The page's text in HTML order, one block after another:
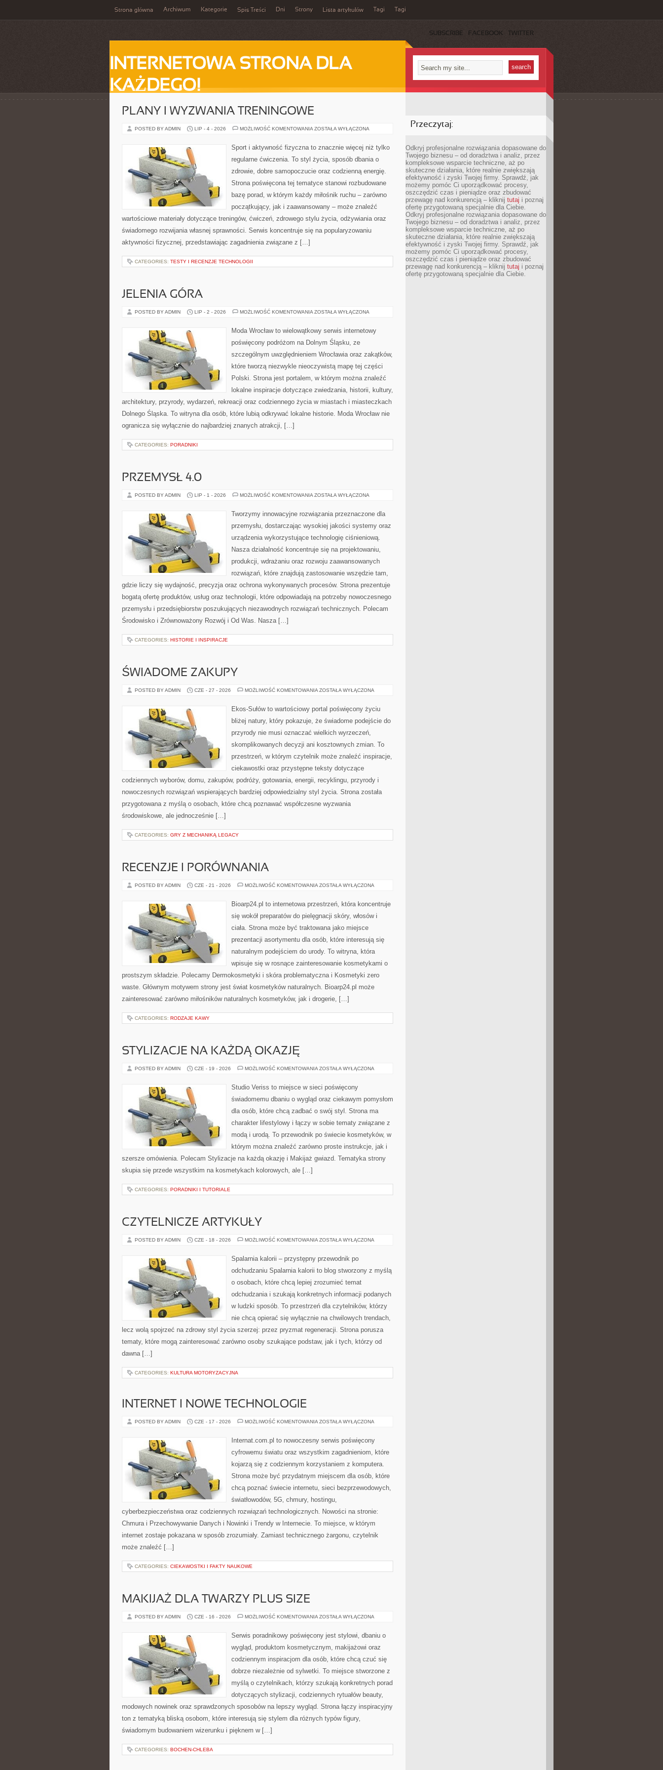
Strona główna Archiwum Kategorie Spis Treści Dni Strony Lista artykułów Tagi Tagi
SUBSCRIBE FACEBOOK TWITTER
INTERNETOWA STRONA DLA
KAŻDEGO!
PLANY I WYZWANIA TRENINGOWE
POSTED BY ADMIN LIP - 4 - 2026 MOŻLIWOŚĆ KOMENTOWANIA PLANY
TRENINGOWE
ZOSTAŁA WYŁĄCZONA
Sport i aktywność fizyczna to znacznie więcej niż tylko
regularne ćwiczenia. To styl życia, sposób dbania o
zdrowie, dobre samopoczucie oraz codzienną energię.
Strona poświęcona tej tematyce stanowi rozbudowane
bazę porad, w którym każdy miłośnik ruchu – zarówno
początkujący, jak i zaawansowany – może znaleźć
wartościowe materiały dotyczące treningów, ćwiczeń, zdrowego stylu życia, odżywiania oraz
świadomego rozwijania własnej sprawności. Serwis koncentruje się na popularyzowaniu
aktywności fizycznej, przedstawiając zagadnienia związane z […]
CATEGORIES: TESTY I RECENZJE TECHNOLOGII
JELENIA GÓRA
POSTED BY ADMIN LIP - 2 - 2026 MOŻLIWOŚĆ KOMENTOWANIA JELENIA
ZOSTAŁA WYŁĄCZONA
Moda Wrocław to wielowątkowy serwis internetowy
poświęcony podróżom na Dolnym Śląsku, ze
szczególnym uwzględnieniem Wrocławia oraz zakątków,
które tworzą niezwykle nieoczywistą mapę tej części
Polski. Strona jest portalem, w którym można znaleźć
lokalne inspiracje dotyczące zwiedzania, historii, kultury,
architektury, przyrody, wydarzeń, rekreacji oraz codziennego życia w miastach i miasteczkach
Dolnego Śląska. To witryna dla osób, które lubią odkrywać lokalne historie. Moda Wrocław nie
ogranicza się wyłącznie do najbardziej znanych atrakcji, […]
CATEGORIES: PORADNIKI
PRZEMYSŁ 4.0
POSTED BY ADMIN LIP - 1 - 2026 MOŻLIWOŚĆ KOMENTOWANIA PRZEMYSŁ
ZOSTAŁA WYŁĄCZONA
Tworzymy innowacyjne rozwiązania przeznaczone dla
przemysłu, dostarczając wysokiej jakości systemy oraz
urządzenia wykorzystujące technologię ciśnieniową.
Nasza działalność koncentruje się na projektowaniu,
produkcji, wdrażaniu oraz rozwoju zaawansowanych
rozwiązań, które znajdują zastosowanie wszędzie tam,
gdzie liczy się wydajność, precyzja oraz ochrona wykonywanych procesów. Strona prezentuje
bogatą ofertę produktów, usług oraz technologii, które odpowiadają na potrzeby nowoczesnego
przemysłu i przedsiębiorstw poszukujących niezawodnych rozwiązań technicznych. Polecam
Środowisko i Zrównoważony Rozwój i Od Was. Nasza […]
CATEGORIES: HISTORIE I INSPIRACJE
ŚWIADOME ZAKUPY
POSTED BY ADMIN CZE - 27 - 2026 MOŻLIWOŚĆ KOMENTOWANIA ŚWIADOME
ZOSTAŁA WYŁĄCZONA
Ekos-Sułów to wartościowy portal poświęcony życiu
bliżej natury, który pokazuje, że świadome podejście do
przyrody nie musi oznaczać wielkich wyrzeczeń,
skomplikowanych decyzji ani kosztownych zmian. To
przestrzeń, w którym czytelnik może znaleźć inspiracje,
ciekawostki oraz przystępne teksty dotyczące
codziennych wyborów, domu, zakupów, podróży, gotowania, energii, recyklingu, przyrody i
nowoczesnych rozwiązań wspierających bardziej odpowiedzialny styl życia. Strona została
przygotowana z myślą o osobach, które chcą poznawać współczesne wyzwania
środowiskowe, ale jednocześnie […]
CATEGORIES: GRY Z MECHANIKĄ LEGACY
RECENZJE I PORÓWNANIA
POSTED BY ADMIN CZE - 21 - 2026 MOŻLIWOŚĆ KOMENTOWANIA RECENZJE
ZOSTAŁA WYŁĄCZONA
Bioarp24.pl to internetowa przestrzeń, która koncentruje
się wokół preparatów do pielęgnacji skóry, włosów i
ciała. Strona może być traktowana jako miejsce
prezentacji asortymentu dla osób, które interesują się
naturalnym podejściem do urody. To witryna, która
wpisuje się w rosnące zainteresowanie kosmetykami o
prostszym składzie. Polecamy Dermokosmetyki i skóra problematyczna i Kosmetyki zero
waste. Głównym motywem strony jest świat kosmetyków naturalnych. Bioarp24.pl może
zainteresować zarówno miłośników naturalnych kosmetyków, jak i drogerie, […]
CATEGORIES: RODZAJE KAWY
STYLIZACJE NA KAŻDĄ OKAZJĘ
POSTED BY ADMIN CZE - 19 - 2026 MOŻLIWOŚĆ KOMENTOWANIA STYLIZACJE
OKAZJĘ
ZOSTAŁA WYŁĄCZONA
Studio Veriss to miejsce w sieci poświęcony
świadomemu dbaniu o wygląd oraz ciekawym pomysłom
dla osób, które chcą zadbać o swój styl. Strona ma
charakter lifestylowy i łączy w sobie tematy związane z
modą i urodą. To przewodnik po świecie kosmetyków, w
którym można znaleźć zarówno proste instrukcje, jak i
szersze omówienia. Polecam Stylizacje na każdą okazję i Makijaż gwiazd. Tematyka strony
skupia się przede wszystkim na kosmetykach kolorowych, ale […]
CATEGORIES: PORADNIKI I TUTORIALE
CZYTELNICZE ARTYKUŁY
POSTED BY ADMIN CZE - 18 - 2026 MOŻLIWOŚĆ KOMENTOWANIA CZYTELNICZE
ZOSTAŁA WYŁĄCZONA
Spalarnia kalorii – przystępny przewodnik po
odchudzaniu Spalarnia kalorii to blog stworzony z myślą
o osobach, które chcą lepiej zrozumieć temat
odchudzania i szukają konkretnych informacji podanych
w ludzki sposób. To przestrzeń dla czytelników, którzy
nie chcą opierać się wyłącznie na chwilowych trendach,
lecz wolą spojrzeć na zdrowy styl życia szerzej: przez pryzmat regeneracji. Strona porusza
tematy, które mogą zainteresować zarówno osoby szukające podstaw, jak i tych, którzy od
dawna […]
CATEGORIES: KULTURA MOTORYZACYJNA
INTERNET I NOWE TECHNOLOGIE
POSTED BY ADMIN CZE - 17 - 2026 MOŻLIWOŚĆ KOMENTOWANIA INTERNET
TECHNOLOGIE
ZOSTAŁA WYŁĄCZONA
Internat.com.pl to nowoczesny serwis poświęcony
cyfrowemu światu oraz wszystkim zagadnieniom, które
kojarzą się z codziennym korzystaniem z komputera.
Strona może być przydatnym miejscem dla osób, które
chcą poznać świecie internetu, sieci bezprzewodowych,
światłowodów, 5G, chmury, hostingu,
cyberbezpieczeństwa oraz codziennych rozwiązań technologicznych. Nowości na stronie:
Chmura i Przechowywanie Danych i Nowinki i Trendy w Internecie. To miejsce, w którym
internet zostaje pokazana w sposób zrozumiały. Zamiast technicznego żargonu, czytelnik
może znaleźć […]
CATEGORIES: CIEKAWOSTKI I FAKTY NAUKOWE
MAKIJAŻ DLA TWARZY PLUS SIZE
POSTED BY ADMIN CZE - 16 - 2026 MOŻLIWOŚĆ KOMENTOWANIA MAKIJAŻ
PLUS
SIZE
ZOSTAŁA WYŁĄCZONA
Serwis poradnikowy poświęcony jest stylowi, dbaniu o
wygląd, produktom kosmetycznym, makijażowi oraz
codziennym inspiracjom dla osób, które chcą czuć się
dobrze niezależnie od sylwetki. To miejsce stworzone z
myślą o czytelnikach, którzy szukają konkretnych porad
dotyczących stylizacji, codziennych rytuałów beauty,
modowych nowinek oraz sprawdzonych sposobów na lepszy wygląd. Strona łączy inspiracyjny
ton z tematyką bliską osobom, które interesują się stylem dla różnych typów figury,
świadomym budowaniem wizerunku i pięknem w […]
CATEGORIES: BOCHEN-CHLEBA
Przeczytaj:
Odkryj profesjonalne rozwiązania dopasowane do
Twojego biznesu – od doradztwa i analiz, przez
kompleksowe wsparcie techniczne, aż po
skuteczne działania, które realnie zwiększają
efektywność i zyski Twojej firmy. Sprawdź, jak
możemy pomóc Ci uporządkować procesy,
oszczędzić czas i pieniądze oraz zbudować
przewagę nad konkurencją – kliknij tutaj i poznaj
ofertę przygotowaną specjalnie dla Ciebie.
Odkryj profesjonalne rozwiązania dopasowane do
Twojego biznesu – od doradztwa i analiz, przez
kompleksowe wsparcie techniczne, aż po
skuteczne działania, które realnie zwiększają
efektywność i zyski Twojej firmy. Sprawdź, jak
możemy pomóc Ci uporządkować procesy,
oszczędzić czas i pieniądze oraz zbudować
przewagę nad konkurencją – kliknij tutaj i poznaj
ofertę przygotowaną specjalnie dla Ciebie.